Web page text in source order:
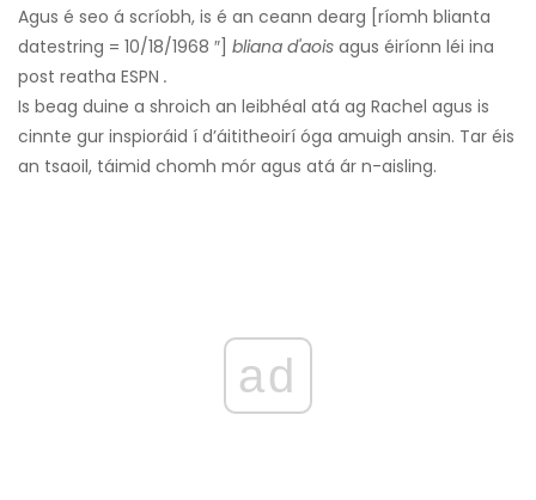
Agus é seo á scríobh, is é an ceann dearg [ríomh blianta
datestring = 10/18/1968 ″] bliana d'aois agus éiríonn léi ina
post reatha ESPN .
Is beag duine a shroich an leibhéal atá ag Rachel agus is
cinnte gur inspioráid í d’áititheoirí óga amuigh ansin. Tar éis
an tsaoil, táimid chomh mór agus atá ár n-aisling.
ad